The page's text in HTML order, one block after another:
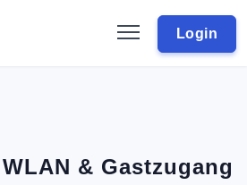
Login
& Gastzugang